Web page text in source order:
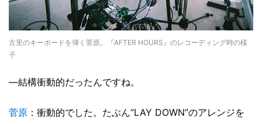
古里のキーボードを弾く菅原。『AFTER HOURS』のレコーディング時の様
子
―結構衝動的だったんですね。
菅原 ：衝動的でした。たぶん“LAY DOWN”のアレンジを